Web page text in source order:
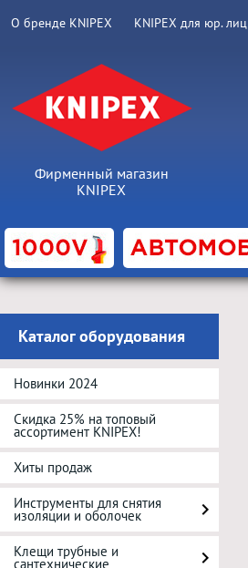
О бренде KNIPEX KNIPEX для юр. лиц
Фирменный магазин
KNIPEX
Каталог оборудования
Новинки 2024
Скидка 25% на топовый
ассортимент KNIPEX!
Хиты продаж
Инструменты для снятия
изоляции и оболочек
Клещи трубные и
сантехнические